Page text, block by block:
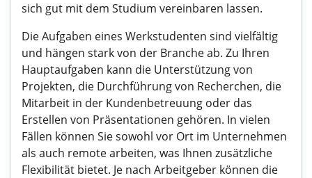
sich gut mit dem Studium vereinbaren lassen.
Die Aufgaben eines Werkstudenten sind vielfältig
und hängen stark von der Branche ab. Zu Ihren
Hauptaufgaben kann die Unterstützung von
Projekten, die Durchführung von Recherchen, die
Mitarbeit in der Kundenbetreuung oder das
Erstellen von Präsentationen gehören. In vielen
Fällen können Sie sowohl vor Ort im Unternehmen
als auch remote arbeiten, was Ihnen zusätzliche
Flexibilität bietet. Je nach Arbeitgeber können die